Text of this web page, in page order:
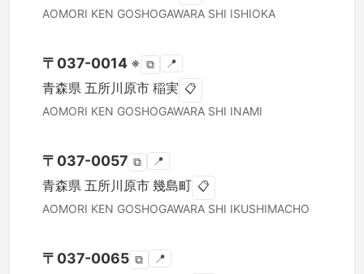
AOMORI KEN GOSHOGAWARA SHI ISHIOKA
〒 037-0014 ※ ⧉ 📍
青森県 五所川原市 稲実 📋
AOMORI KEN GOSHOGAWARA SHI INAMI
〒 037-0057 ⧉ 📍
青森県 五所川原市 幾島町 📋
AOMORI KEN GOSHOGAWARA SHI IKUSHIMACHO
〒 037-0065 ⧉ 📍